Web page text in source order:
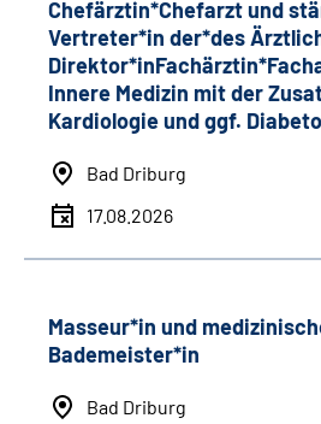
Chefärztin*Chefarzt und
Vertreter*in der*des
Innere Medizin mit der
Kardiologie und ggf.
Bad Driburg
17.08.2026
Masseur*in und
Bademeister*in
Bad Driburg